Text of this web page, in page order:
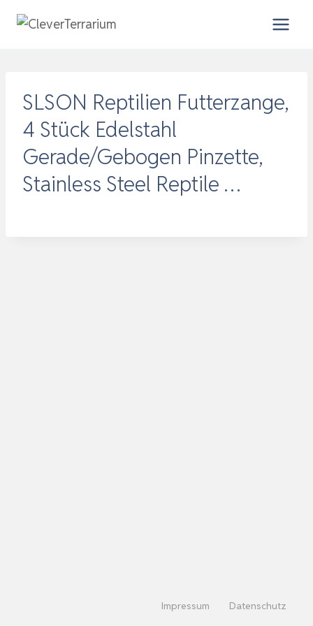
Inhalt
SLSON Reptilien Futterzange,
4 Stück Edelstahl
Gerade/Gebogen Pinzette,
Stainless Steel Reptile …
Impressum Datenschutz